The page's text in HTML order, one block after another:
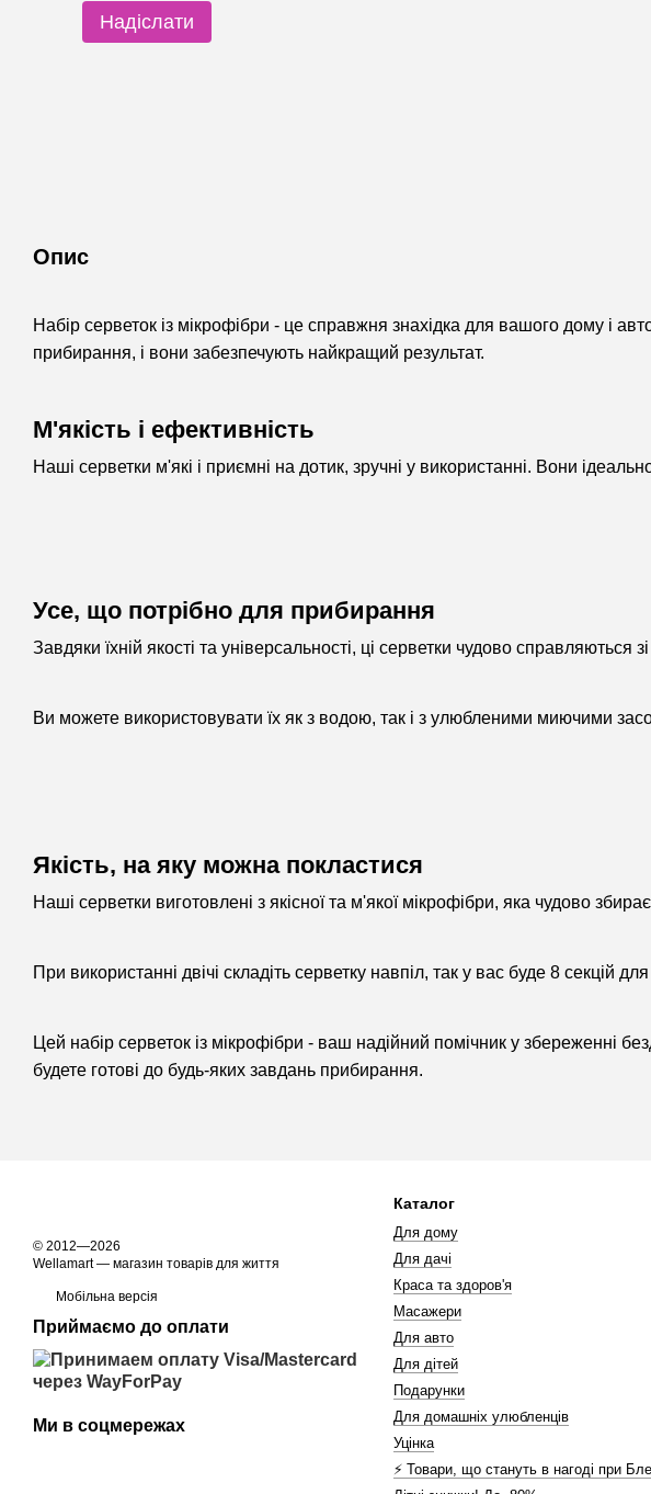
Надіслати
Опис
Набір серветок із мікрофібри - це справжня знахідка для вашого дому і
прибирання, і вони забезпечують найкращий результат.
М'якість і ефективність
Наші серветки м'які і приємні на дотик, зручні у використанні. Вони
Усе, що потрібно для прибирання
Завдяки їхній якості та універсальності, ці серветки чудово
Ви можете використовувати їх як з водою, так і з улюбленими миючими
Якість, на яку можна покластися
Наші серветки виготовлені з якісної та м'якої мікрофібри, яка чудово
При використанні двічі складіть серветку навпіл, так у вас буде 8 секцій
Цей набір серветок із мікрофібри - ваш надійний помічник у збереженні
будете готові до будь-яких завдань прибирання.
© 2012—2026
Wellamart — магазин товарів для життя
Мобільна версія
Приймаємо до оплати
Ми в соцмережах
Каталог
Для дому
Для дачі
Краса та здоров'я
Масажери
Для авто
Для дітей
Подарунки
Для домашніх улюбленців
Уцінка
⚡️ Товари, що стануть в нагоді при